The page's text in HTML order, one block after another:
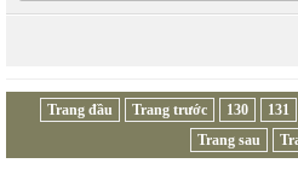
Trang đầu Trang trước 130 131
Trang sau